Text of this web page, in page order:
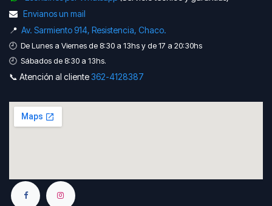
Envianos un mail
📍 Av. Sarmiento 914, Resistencia, Chaco.
🕘 De Lunes a Viernes de 8:30 a 13hs y de 17 a 20:30hs
🕘 Sábados de 8:30 a 13hs.
📞 Atención al cliente362-41​​28387